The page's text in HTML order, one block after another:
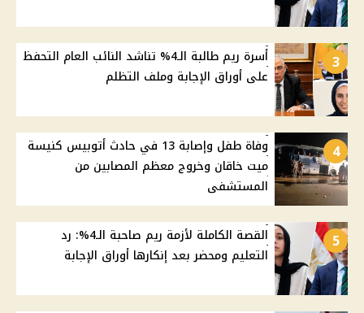
3
أسرة ريم طالبة الـ4% تناشد النائب العام التحفظ
على أوراق الإجابة وملف التظلم
4
وفاة طفل وإصابة 13 في حادث أتوبيس كنيسة
ميت خاقان وخروج معظم المصابين من
المستشفى
5
القصة الكاملة لأزمة ريم صاحبة الـ4%: رد
التعليم ومحضر بعد إنكارها أوراق الإجابة